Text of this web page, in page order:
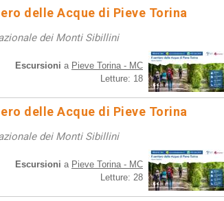
delle Acque di Pieve Torina
dei Monti Sibillini
Escursioni a Pieve Torina - MC
Letture: 18
delle Acque di Pieve Torina
dei Monti Sibillini
Escursioni a Pieve Torina - MC
Letture: 28